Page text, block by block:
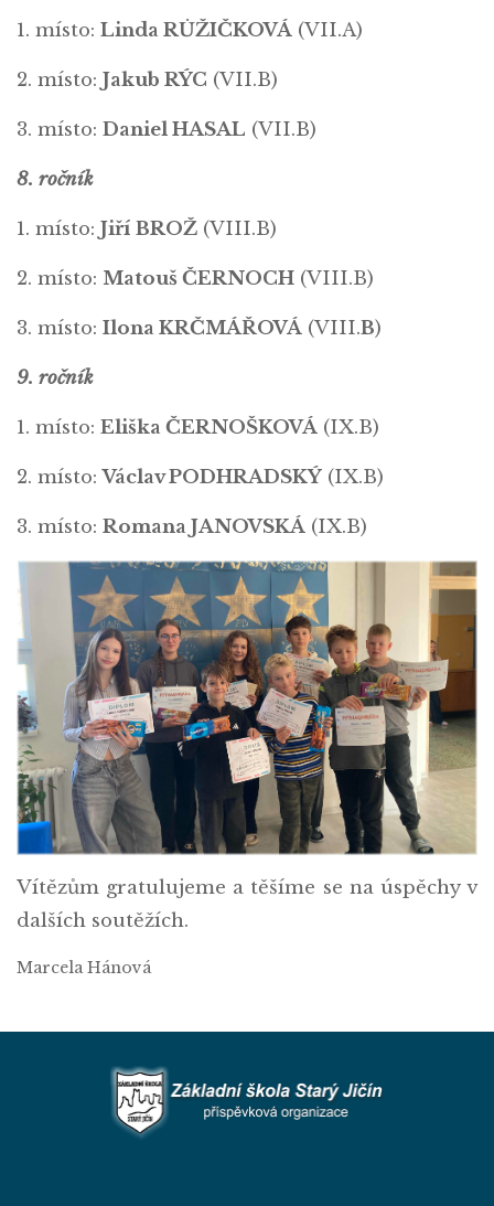
1. místo: Linda RŮŽIČKOVÁ (VII.A)
2. místo: Jakub RÝC (VII.B)
3. místo: Daniel HASAL (VII.B)
8. ročník
1. místo: Jiří BROŽ (VIII.B)
2. místo: Matouš ČERNOCH (VIII.B)
3. místo: Ilona KRČMÁŘOVÁ (VIII.B)
9. ročník
1. místo: Eliška ČERNOŠKOVÁ (IX.B)
2. místo:Václav PODHRADSKÝ (IX.B)
3. místo: Romana JANOVSKÁ (IX.B)
Vítězům gratulujeme a těšíme se na úspěchy v
dalších soutěžích.
Marcela Hánová